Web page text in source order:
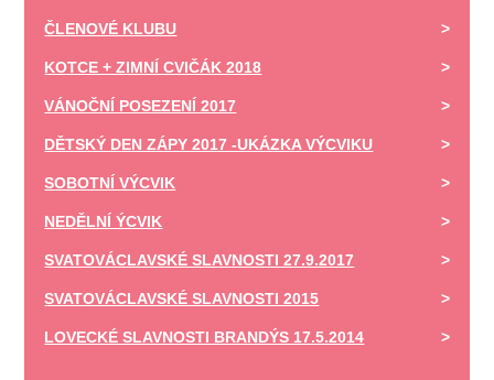
ČLENOVÉ KLUBU
KOTCE + ZIMNÍ CVIČÁK 2018
VÁNOČNÍ POSEZENÍ 2017
DĚTSKÝ DEN ZÁPY 2017 -UKÁZKA VÝCVIKU
SOBOTNÍ VÝCVIK
NEDĚLNÍ ÝCVIK
SVATOVÁCLAVSKÉ SLAVNOSTI 27.9.2017
SVATOVÁCLAVSKÉ SLAVNOSTI 2015
LOVECKÉ SLAVNOSTI BRANDÝS 17.5.2014